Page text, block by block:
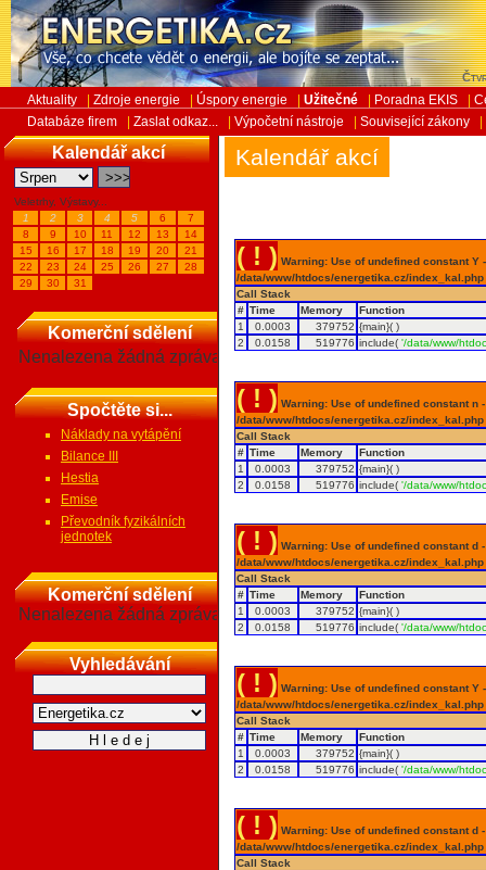
Aktuality Zdroje energie Úspory energie Užitečné Poradna EKIS
Databáze firem
Zaslat odkaz... Výpočetní nástroje Související zákony
Kalendář akcí
Veletrhy, Výstavy...
1
2 3 4 5 6
7
8
9 10 11 12 13
14
15
16 17 18 19 20
21
22
23 24 25 26 27
28
29
30 31
Komerční sdělení
Nenalezena žádná zpráva
Spočtěte si...
Náklady na vytápění
Bilance III
Hestia
Emise
Převodník fyzikálních
jednotek
Komerční sdělení
Nenalezena žádná zpráva
Vyhledávání
Kalendář akcí
( ! ) Warning: Use of undefined constant
/data/www/htdocs/energetika.cz/
Call Stack
# Time Memory
Function
1
0.0003 379752 {main}( )
2
0.0158 519776 include('/data/www/
( ! ) Warning: Use of undefined constant
/data/www/htdocs/energetika.cz/
Call Stack
# Time Memory
Function
1
0.0003 379752 {main}( )
2
0.0158 519776 include('/data/www/
( ! ) Warning: Use of undefined constant
/data/www/htdocs/energetika.cz/
Call Stack
# Time Memory
Function
1
0.0003 379752 {main}( )
2
0.0158 519776 include('/data/www/
( ! ) Warning: Use of undefined constant
/data/www/htdocs/energetika.cz/
Call Stack
# Time Memory
Function
1
0.0003 379752 {main}( )
2
0.0158 519776 include('/data/www/
( ! ) Warning: Use of undefined constant
/data/www/htdocs/energetika.cz/
Call Stack